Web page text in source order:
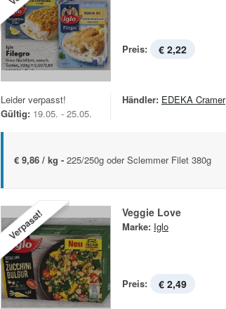
Preis: € 2,22
Leider verpasst!
Gültig: 19.05. - 25.05.
Händler: EDEKA Cramer
€ 9,86 / kg - 225/250g oder Sclemmer Filet 380g
Verpasst! Veggie Love
Marke: Iglo
Preis: € 2,49